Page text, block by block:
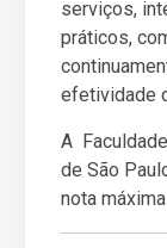
serviços,
práticos,
efetividade
A
de São
nota